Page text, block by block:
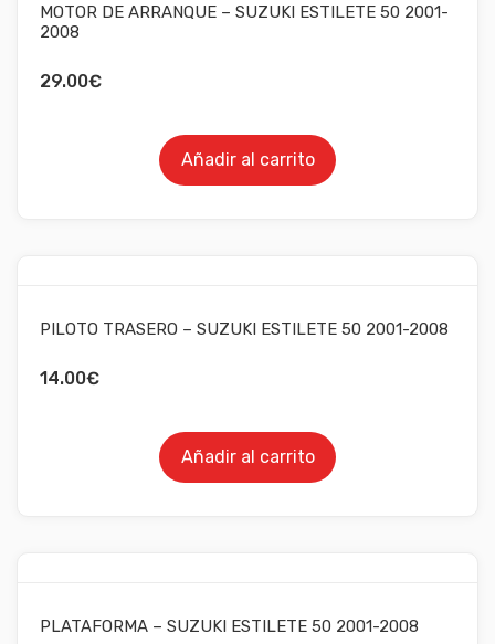
MOTOR DE ARRANQUE – SUZUKI ESTILETE 50 2001-
2008
29.00€
Añadir al carrito
PILOTO TRASERO – SUZUKI ESTILETE 50 2001-2008
14.00€
Añadir al carrito
PLATAFORMA – SUZUKI ESTILETE 50 2001-2008